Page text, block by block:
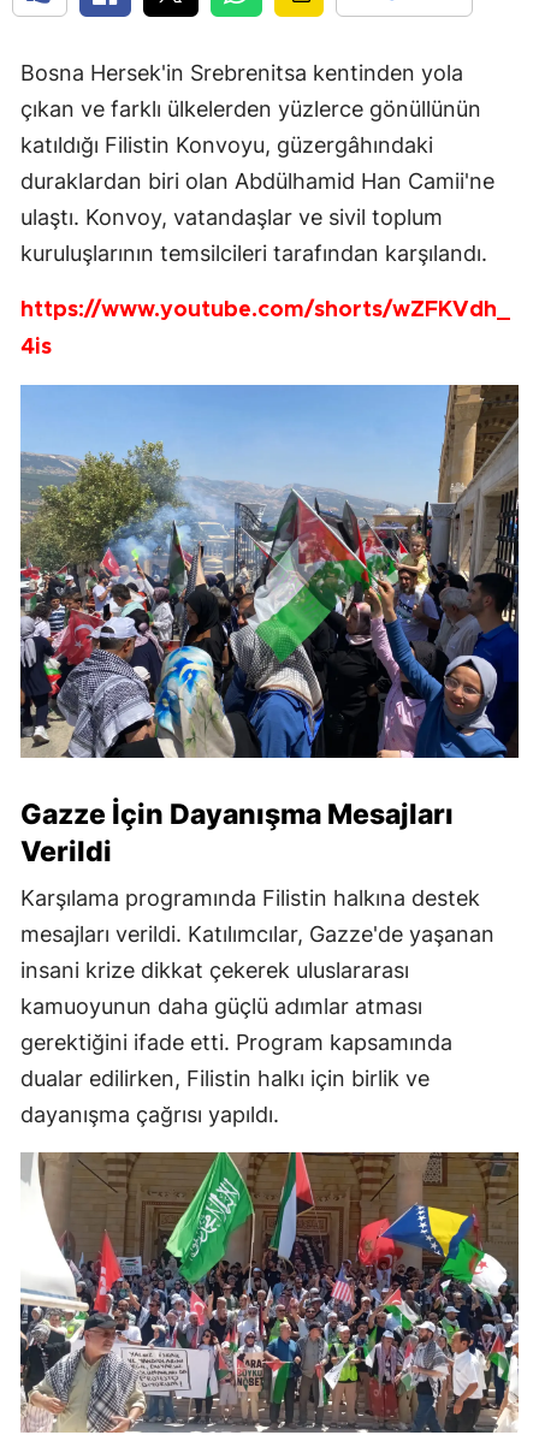
Bosna Hersek'in Srebrenitsa kentinden yola
çıkan ve farklı ülkelerden yüzlerce gönüllünün
katıldığı Filistin Konvoyu, güzergâhındaki
duraklardan biri olan Abdülhamid Han Camii'ne
ulaştı. Konvoy, vatandaşlar ve sivil toplum
kuruluşlarının temsilcileri tarafından karşılandı.
https://www.youtube.com/shorts/wZFKVdh_
4is
Gazze İçin Dayanışma Mesajları
Verildi
Karşılama programında Filistin halkına destek
mesajları verildi. Katılımcılar, Gazze'de yaşanan
insani krize dikkat çekerek uluslararası
kamuoyunun daha güçlü adımlar atması
gerektiğini ifade etti. Program kapsamında
dualar edilirken, Filistin halkı için birlik ve
dayanışma çağrısı yapıldı.